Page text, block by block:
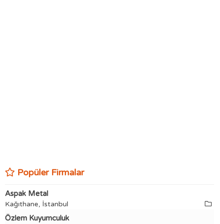
Popüler Firmalar
Aspak Metal
Kağıthane, İstanbul
Özlem Kuyumculuk